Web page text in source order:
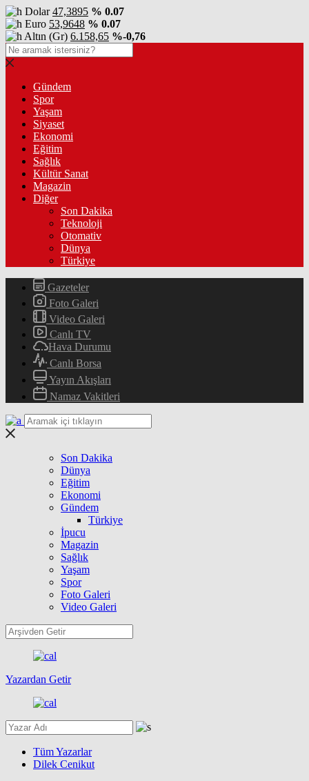
Dolar47,3895 % 0.07
Euro 53,9648 % 0.07
Altın (Gr) 6.158,65 %-0,76
Gündem
Spor
Yaşam
Siyaset
Ekonomi
Eğitim
Sağlık
Kültür Sanat
Magazin
Diğer
Son Dakika
Teknoloji
Otomativ
Dünya
Türkiye
Gazeteler
Foto Galeri
Video Galeri
Canlı TV
Hava Durumu
Canlı Borsa
Yayın Akışları
Namaz Vakitleri
Son Dakika
Dünya
Eğitim
Ekonomi
Gündem
Türkiye
İpucu
Magazin
Sağlık
Yaşam
Spor
Foto Galeri
Video Galeri
Yazardan Getir
Tüm Yazarlar
Dilek Cenikut